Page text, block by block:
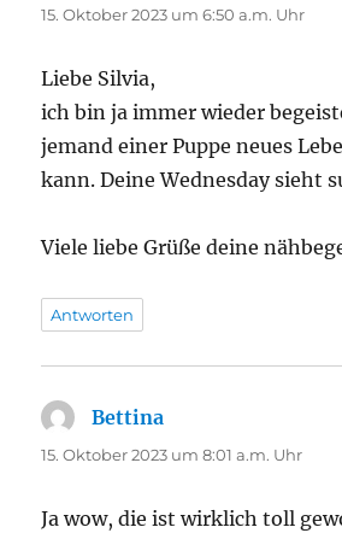
15. Oktober 2023 um 6:50 a.m. Uhr
Liebe Silvia,
ich bin ja immer wieder
jemand einer Puppe neues
kann. Deine Wednesday sieht
Viele liebe Grüße deine
Antworten
Bettina
15. Oktober 2023 um 8:01 a.m. Uhr
Ja wow, die ist wirklich toll